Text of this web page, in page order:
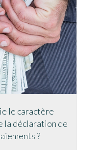
le caractère
la déclaration de
?